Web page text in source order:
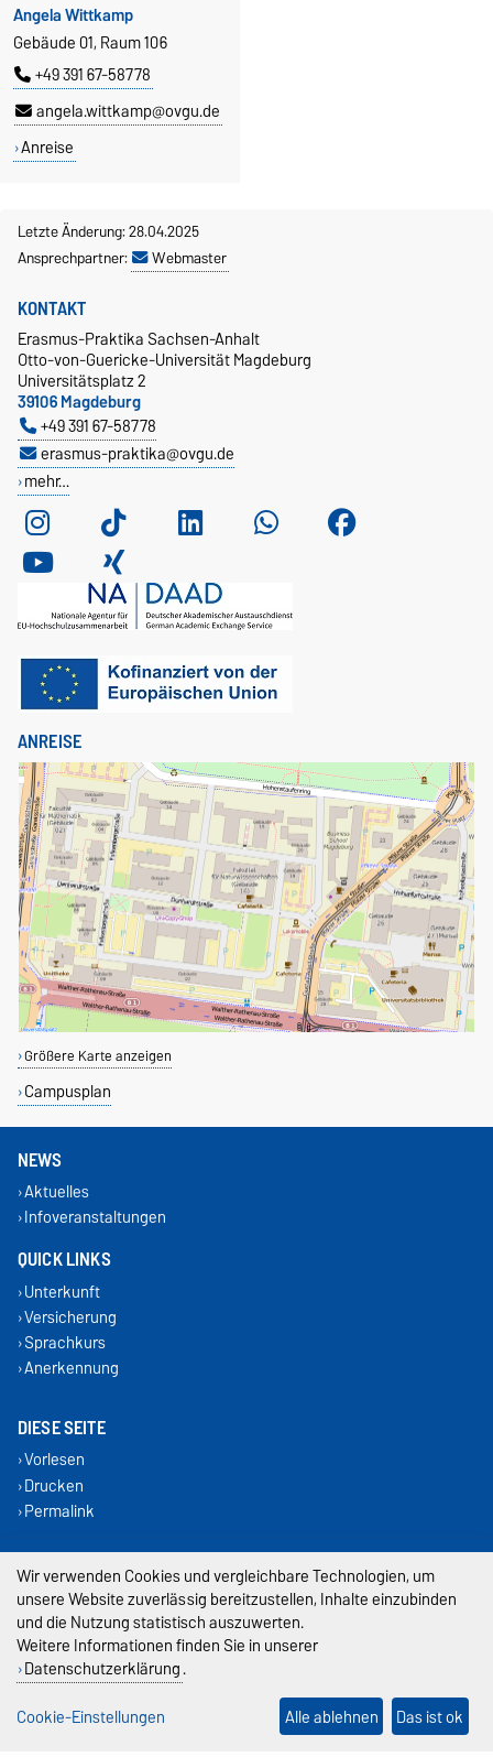
Angela Wittkamp
Gebäude 01, Raum 106
+49 391 67-58778
angela.wittkamp@ovgu.de
Anreise
Letzte Änderung: 28.04.2025
Ansprechpartner:
Webmaster
KONTAKT
Erasmus-Praktika Sachsen-Anhalt
Otto-von-Guericke-Universität Magdeburg
Universitätsplatz 2
39106 Magdeburg
+49 391 67-58778
erasmus-praktika@ovgu.de
mehr…
ANREISE
Größere Karte anzeigen
Campusplan
NEWS
Aktuelles
Infoveranstaltungen
QUICK LINKS
Unterkunft
Versicherung
Sprachkurs
Anerkennung
DIESE SEITE
Vorlesen
Drucken
Permalink
Impressum
Datenschutz
Barrierefreiheit
Cookie-Einstellungen
Wir verwenden Cookies und vergleichbare Technologien, um
unsere Website zuverlässig bereitzustellen, Inhalte einzubinden
und die Nutzung statistisch auszuwerten.
Weitere Informationen finden Sie in unserer
Datenschutzerklärung.
Cookie-Einstellungen
Alle ablehnen Das ist ok